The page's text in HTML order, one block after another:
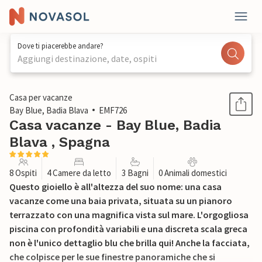
Dove ti piacerebbe andare?
Aggiungi destinazione, date, ospiti
1 / 52
Casa per vacanze
Bay Blue, Badia Blava
EMF726
Casa vacanze - Bay Blue, Badia
Blava , Spagna
8 Ospiti 4 Camere da letto 3 Bagni 0 Animali domestici
Questo gioiello è all'altezza del suo nome: una casa
vacanze come una baia privata, situata su un pianoro
terrazzato con una magnifica vista sul mare. L'orgogliosa
piscina con profondità variabili e una discreta scala greca
non è l'unico dettaglio blu che brilla qui! Anche la facciata,
che colpisce per le sue finestre panoramiche che si